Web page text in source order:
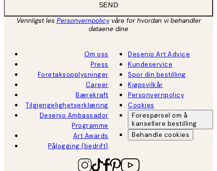
SEND
Vennligst les Personvernpolicyvåre for hvordan vi behandler
dataene dine
Om oss
Press
Foretaksopplysninger
Career
Bærekraft
Tilgjengelighetserklæring
Desenio Ambassador
Programme
Art Awards
Pålogging (bedrift)
Desenio Art Advice
Kundeservice
Spor din bestilling
Kjøpsvilkår
Personvernpolicy
Cookies
Forespørsel om å
kansellere bestilling
Behandle cookies